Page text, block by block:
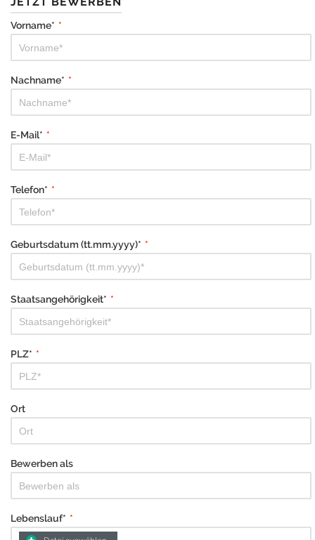
Vorname* *
Nachname* *
E-Mail* *
Telefon* *
Geburtsdatum (tt.mm.yyyy)* *
Staatsangehörigkeit* *
PLZ* *
Ort
Bewerben als
Lebenslauf* *